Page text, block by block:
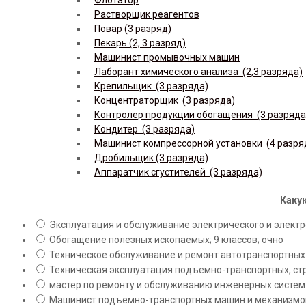
Растворщик реагентов
Повар (3 разряд)
Пекарь (2, 3 разряд)
Машинист промывочных машин
Лаборант химического анализа (2,3 разряда)
Крепильщик (3 разряда)
Концентраторщик (3 разряда)
Контролер продукции обогащения (3
Кондитер (3 разряда)
Машинист компрессорной установки (4
Дробильщик (3 разряда)
Аппаратчик сгустителей (3 разряда)
Эксплуатация и обслуживание электрического и
Обогащение полезных ископаемых; 9 классов; очно
Техническое обслуживание и ремонт
Техническая эксплуатация подъемно-транспортных,
мастер по ремонту и обслуживанию инженерных
Машинист подъемно-транспортных машин и